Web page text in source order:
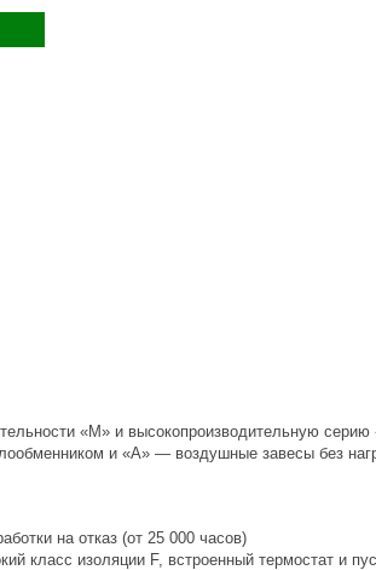
«M» и высокопроизводительную
и «А» — воздушные завесы без
на отказ (от 25 000 часов)
класс изоляции F, встроенный термостат и